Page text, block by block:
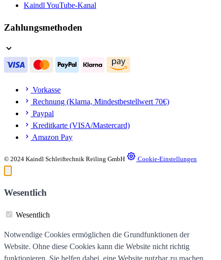
Kaindl YouTube-Kanal
Zahlungsmethoden
Vorkasse
Rechnung (Klarna, Mindestbestellwert 70€)
Paypal
Kreditkarte (VISA/Mastercard)
Amazon Pay
© 2024 Kaindl Schleiftechnik Reiling GmbH Cookie-Einstellungen
Wesentlich
Wesentlich
Notwendige Cookies ermöglichen die Grundfunktionen der
Website. Ohne diese Cookies kann die Website nicht richtig
funktionieren. Sie helfen dabei, eine Website nutzbar zu machen,